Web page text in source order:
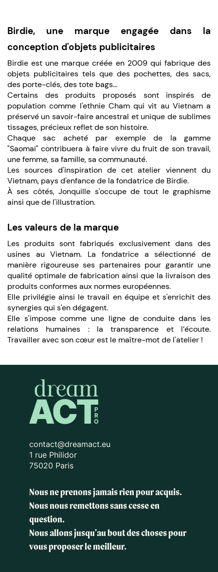
Birdie, une marque engagée dans la
conception d'objets publicitaires
Birdie est une marque créée en 2009 qui fabrique des
objets publicitaires tels que des pochettes, des sacs,
des porte-clés, des tote bags...
Certains des produits proposés sont inspirés de
population comme l'ethnie Cham qui vit au Vietnam a
préservé un savoir-faire ancestral et unique de sublimes
tissages, précieux reflet de son histoire.
Chaque sac acheté par exemple de la gamme
"Saomaï" contribuera à faire vivre du fruit de son travail,
une femme, sa famille, sa communauté.
Les sources d'inspiration de cet atelier viennent du
Vietnam, pays d'enfance de la fondatrice de Birdie.
À ses côtés, Jonquille s'occupe de tout le graphisme
ainsi que de l'illustration.
Les valeurs de la marque
Les produits sont fabriqués exclusivement dans des
usines au Vietnam. La fondatrice a sélectionné de
manière rigoureuse ses partenaires pour garantir une
qualité optimale de fabrication ainsi que la livraison des
produits conformes aux normes européennes.
Elle privilégie ainsi le travail en équipe et s'enrichit des
synergies qui s'en dégagent.
Elle s'impose comme une ligne de conduite dans les
relations humaines : la transparence et l’écoute.
Travailler avec son cœur est le maître-mot de l'atelier !
contact@dreamact.eu
1 rue Philidor
75020 Paris
Nous ne prenons jamais rien pour acquis.
Nous nous remettons sans cesse en
question.
Nous allons jusqu'au bout des chosespour
vous proposer le meilleur.